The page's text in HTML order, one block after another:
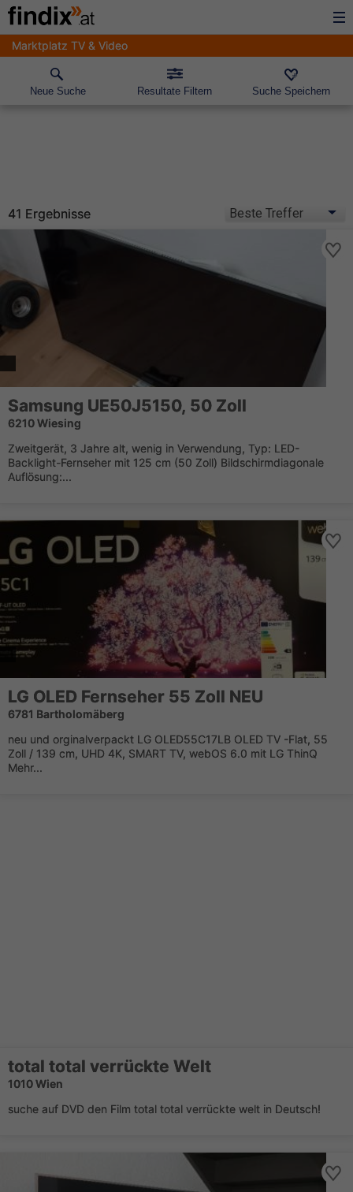
Marktplatz TV & Video
Neue Suche Resultate Filtern Suche Speichern
41 Ergebnisse
Samsung UE50J5150, 50 Zoll
6210 Wiesing
Zweitgerät, 3 Jahre alt, wenig in Verwendung, Typ: LED-
Backlight-Fernseher mit 125 cm (50 Zoll) Bildschirmdiagonale
Auflösung:...
LG OLED Fernseher 55 Zoll NEU
6781 Bartholomäberg
neu und orginalverpackt LG OLED55C17LB OLED TV -Flat, 55
Zoll / 139 cm, UHD 4K, SMART TV, webOS 6.0 mit LG ThinQ
Mehr...
total total verrückte Welt
1010 Wien
suche auf DVD den Film total total verrückte welt in Deutsch!